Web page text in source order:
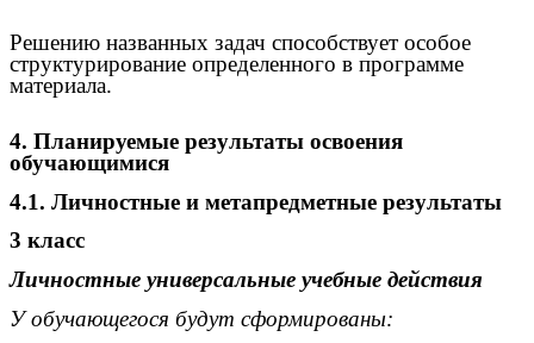
Решению названных задач способствует особое
структурирование определенного в программе
материала.
4. Планируемые результаты освоения
обучающимися
4.1. Личностные и метапредметные результаты
3 класс
Личностные универсальные учебные действия
У обучающегося будут сформированы: